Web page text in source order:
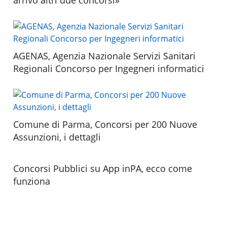
AGENAS, Agenzia Nazionale Servizi Sanitari
Regionali Concorso per Ingegneri informatici
Comune di Parma, Concorsi per 200 Nuove
Assunzioni, i dettagli
Concorsi Pubblici su App inPA, ecco come
funziona